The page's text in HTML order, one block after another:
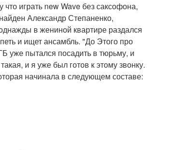
играть new Wave без саксофона,
Александр Степаненко,
в жениной квартире раздался
и ищет ансамбль. "До Этого про
уже пытался посадить в тюрьму, и
и я уже был готов к этому звонку.
начинала в следующем составе: